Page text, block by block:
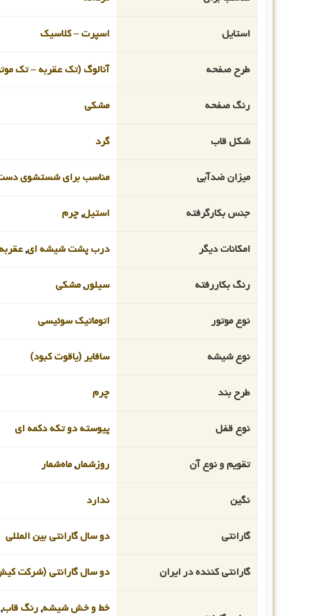
استایل اسپرت – کلاسیک
طرح صفحه آنالوگ (تک عقربه – تک
رنگ صفحه مشکی
شکل قاب گرد
میزان ضدآبی مناسب برای شستشوی دست
جنس بکارگرفته استیل,چرم
امکانات دیگر درب پشت شیشه ای,
رنگ بکاررفته سیلور,مشکی
نوع موتور اتوماتیک سوئیسی
نوع شیشه سافایر (یاقوت کبود)
طرح بند چرم
نوع قفل پیوسته دو تکه دکمه ای
تقویم و نوع آن روزشمار,ماه‌شمار
نگین ندارد
گارانتی دو سال گارانتی بین المللی
گارانتی کننده در ایران دو سال گارانتی (شرکت
خط و خش شیشه,رنگ قاب